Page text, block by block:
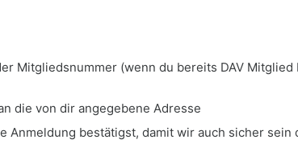
Mitgliedsnummer (wenn du bereits DAV
die von dir angegebene Adresse
Anmeldung bestätigst, damit wir auch sicher sein